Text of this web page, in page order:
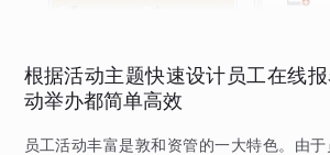
根据活动主题快速设计员工在线
动举办都简单高效
员工活动丰富是敦和资管的一大特色。由